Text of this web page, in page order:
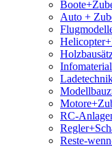
Auto +
Infomaterial
RC-
Reste-